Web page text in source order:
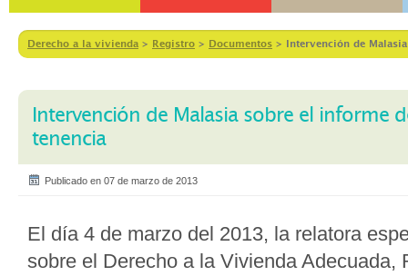
Derecho a la vivienda > Registro > Documentos > Intervención de
Intervención de Malasia sobre el informe
tenencia
Publicado en 07 de marzo de 2013
El día 4 de marzo del 2013, la relatora
sobre el Derecho a la Vivienda Adecuada,